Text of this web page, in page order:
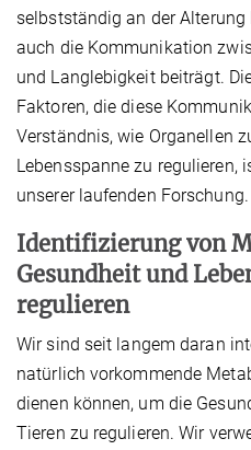
selbstständig an der
auch die Kommunikation
und Langlebigkeit beiträgt.
Faktoren, die diese
Verständnis, wie Organellen
Lebensspanne zu regulieren,
unserer laufenden Forschung.
Identifizierung von
Gesundheit und
regulieren
Wir sind seit langem daran
natürlich vorkommende
dienen können, um die
Tieren zu regulieren. Wir